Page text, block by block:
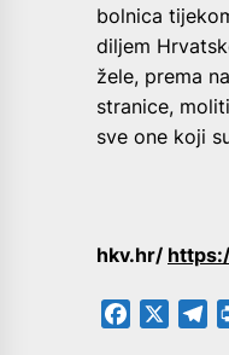
bolnica
diljem
žele, prema
stranice,
sve one koji
hkv.hr/
Facebook